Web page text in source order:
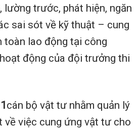
lường trước, phát hiện, ngăn
sai sót về kỹ thuật – cung
toàn lao động tại công
động của đội trưởng thi
cán bộ vật tư nhằm quản lý
về việc cung ứng vật tư cho